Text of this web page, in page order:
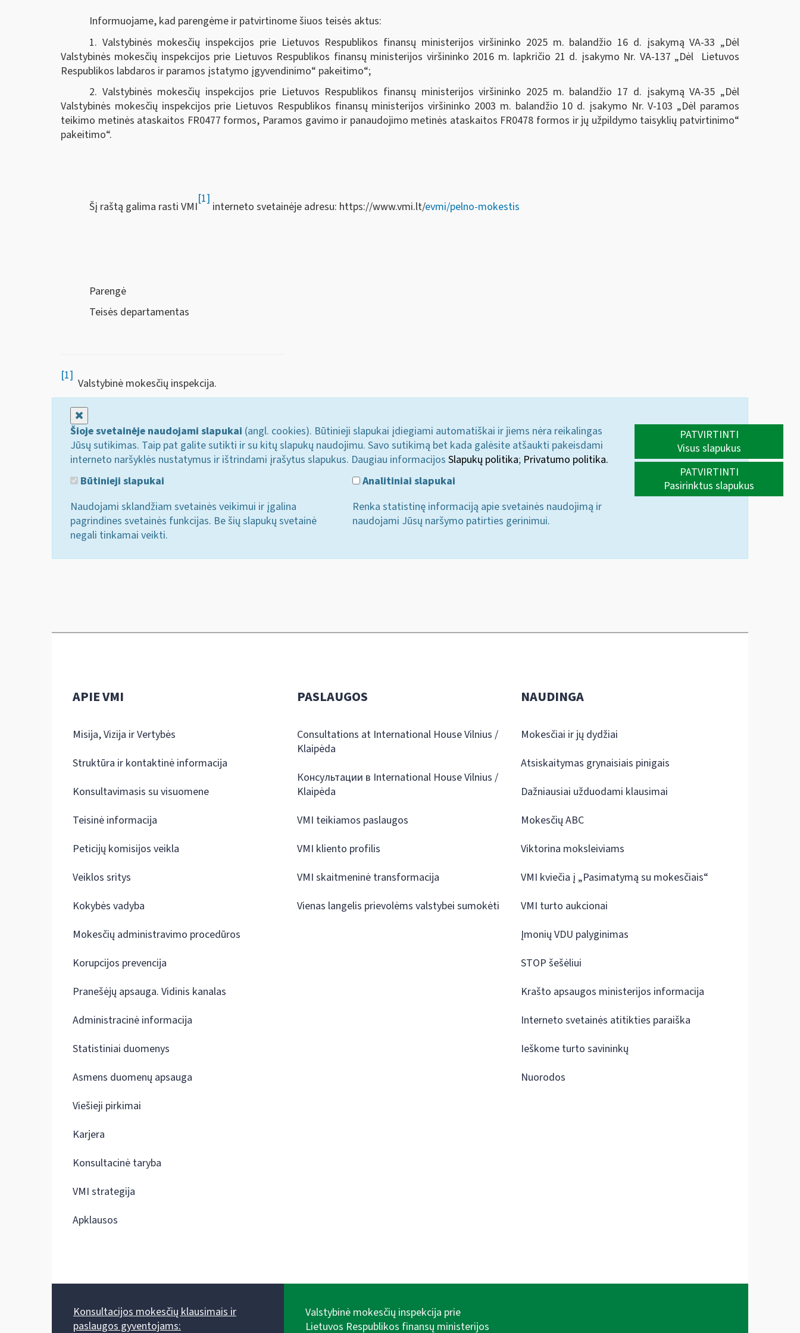
Informuojame, kad parengėme ir patvirtinome šiuos teisės aktus:
1. Valstybinės mokesčių inspekcijos prie Lietuvos Respublikos finansų ministerijos viršininko 2025 m. balandžio 16 d. įsakymą VA-33 „Dėl
Valstybinės mokesčių inspekcijos prie Lietuvos Respublikos finansų ministerijos viršininko 2016 m. lapkričio 21 d. įsakymo Nr. VA-137 „Dėl Lietuvos
Respublikos labdaros ir paramos įstatymo įgyvendinimo“ pakeitimo“;
2. Valstybinės mokesčių inspekcijos prie Lietuvos Respublikos finansų ministerijos viršininko 2025 m. balandžio 17 d. įsakymą VA-35 „Dėl
Valstybinės mokesčių inspekcijos prie Lietuvos Respublikos finansų ministerijos viršininko 2003 m. balandžio 10 d. įsakymo Nr. V-103 „Dėl paramos
teikimo metinės ataskaitos FR0477 formos, Paramos gavimo ir panaudojimo metinės ataskaitos FR0478 formos ir jų užpildymo taisyklių patvirtinimo“
pakeitimo“.
Šį raštą galima rasti VMI
[1]
interneto svetainėje adresu: https://www.vmi.lt/evmi/pelno-mokestis
Parengė
Teisės departamentas
[1]
Valstybinė mokesčių inspekcija.
Šioje svetainėje naudojami slapukai (angl. cookies). Būtinieji slapukai įdiegiami automatiškai ir jiems nėra reikalingas
Jūsų sutikimas. Taip pat galite sutikti ir su kitų slapukų naudojimu. Savo sutikimą bet kada galėsite atšaukti pakeisdami
interneto naršyklės nustatymus ir ištrindami įrašytus slapukus. Daugiau informacijos Slapukų politika; Privatumo politika.
Būtinieji slapukai
Naudojami sklandžiam svetainės veikimui ir įgalina
pagrindines svetainės funkcijas. Be šių slapukų svetainė
negali tinkamai veikti.
Analitiniai slapukai
Renka statistinę informaciją apie svetainės naudojimą ir
naudojami Jūsų naršymo patirties gerinimui.
PATVIRTINTI
Visus slapukus
PATVIRTINTI
Pasirinktus slapukus
APIE VMI
Misija, Vizija ir Vertybės
Struktūra ir kontaktinė informacija
Konsultavimasis su visuomene
Teisinė informacija
Peticijų komisijos veikla
Veiklos sritys
Kokybės vadyba
Mokesčių administravimo procedūros
Korupcijos prevencija
Pranešėjų apsauga. Vidinis kanalas
Administracinė informacija
Statistiniai duomenys
Asmens duomenų apsauga
Viešieji pirkimai
Karjera
Konsultacinė taryba
VMI strategija
Apklausos
PASLAUGOS
Consultations at International House Vilnius /
Klaipėda
Консультации в International House Vilnius /
Klaipėda
VMI teikiamos paslaugos
VMI kliento profilis
VMI skaitmeninė transformacija
Vienas langelis prievolėms valstybei sumokėti
NAUDINGA
Mokesčiai ir jų dydžiai
Atsiskaitymas grynaisiais pinigais
Dažniausiai užduodami klausimai
Mokesčių ABC
Viktorina moksleiviams
VMI kviečia į „Pasimatymą su mokesčiais“
VMI turto aukcionai
Įmonių VDU palyginimas
STOP šešėliui
Krašto apsaugos ministerijos informacija
Interneto svetainės atitikties paraiška
Ieškome turto savininkų
Nuorodos
Konsultacijos mokesčių klausimais ir
paslaugos gyventojams:
Valstybinė mokesčių inspekcija prie
Lietuvos Respublikos finansų ministerijos